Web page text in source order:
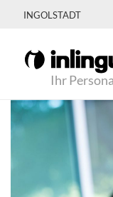
INGOLSTADT
Ihr